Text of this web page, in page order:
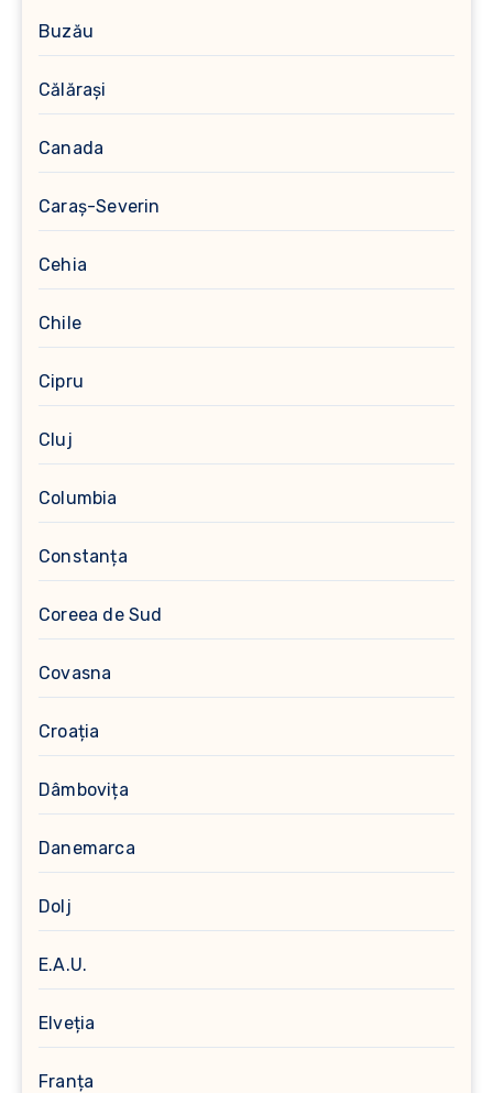
Buzău
Călărași
Canada
Caraș-Severin
Cehia
Chile
Cipru
Cluj
Columbia
Constanța
Coreea de Sud
Covasna
Croația
Dâmbovița
Danemarca
Dolj
E.A.U.
Elveția
Franța